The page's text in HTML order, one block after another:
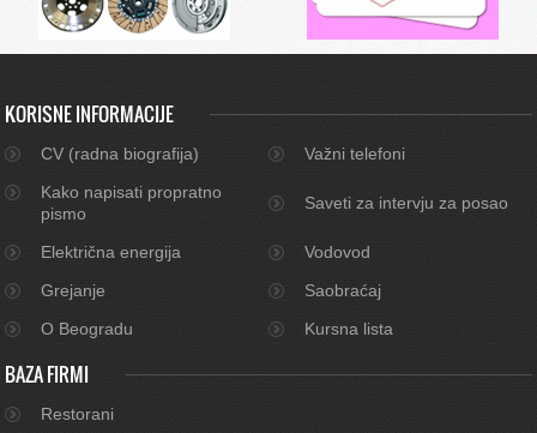
KORISNE INFORMACIJE
CV (radna biografija)
Važni telefoni
Kako napisati propratno
pismo
Saveti za intervju za posao
Električna energija
Vodovod
Grejanje
Saobraćaj
O Beogradu
Kursna lista
BAZA FIRMI
Restorani